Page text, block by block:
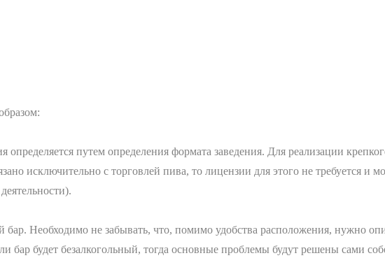
путем определения формата заведения. Для реализации
исключительно с торговлей пива, то лицензии для этого не требуется и
Необходимо не забывать, что, помимо удобства расположения, нужно
бар будет безалкогольный, тогда основные проблемы будут решены сами